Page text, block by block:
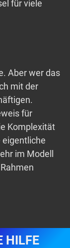
für viele
Aber wer das
mit der
für
Komplexität
eigentliche
im Modell
HILFE